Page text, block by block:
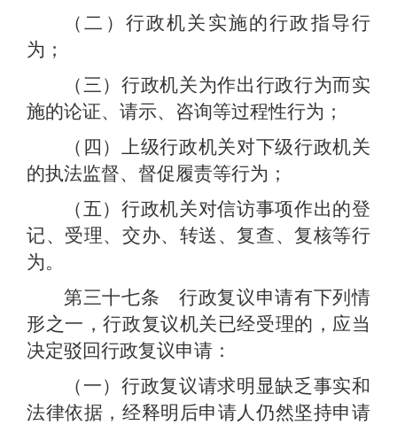
（二）行政机关实施的行政指导行
为；
（三）行政机关为作出行政行为而实
施的论证、请示、咨询等过程性行为；
（四）上级行政机关对下级行政机关
的执法监督、督促履责等行为；
（五）行政机关对信访事项作出的登
记、受理、交办、转送、复查、复核等行
为。
第三十七条 行政复议申请有下列情
形之一，行政复议机关已经受理的，应当
决定驳回行政复议申请：
（一）行政复议请求明显缺乏事实和
法律依据，经释明后申请人仍然坚持申请